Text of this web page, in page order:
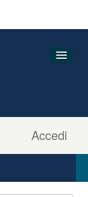
Accedi